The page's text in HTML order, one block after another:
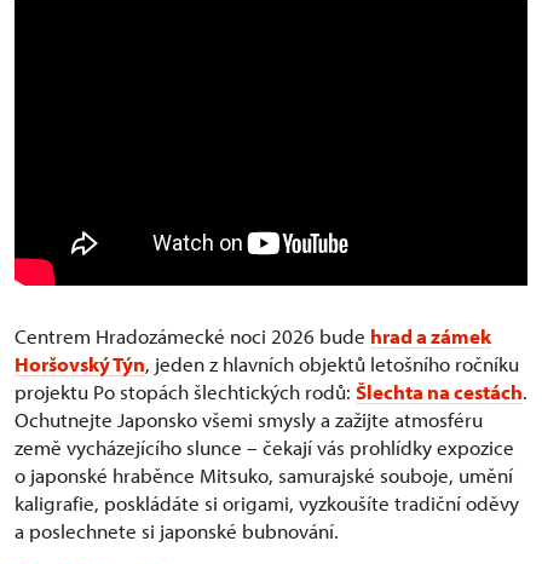
Centrem Hradozámecké noci 2026 bude hrad a zámek
Horšovský Týn, jeden z hlavních objektů letošního ročníku
projektu Po stopách šlechtických rodů: Šlechta na cestách.
Ochutnejte Japonsko všemi smysly a zažijte atmosféru
země vycházejícího slunce – čekají vás prohlídky expozice
o japonské hraběnce Mitsuko, samurajské souboje, umění
kaligrafie, poskládáte si origami, vyzkoušíte tradiční oděvy
a poslechnete si japonské bubnování.